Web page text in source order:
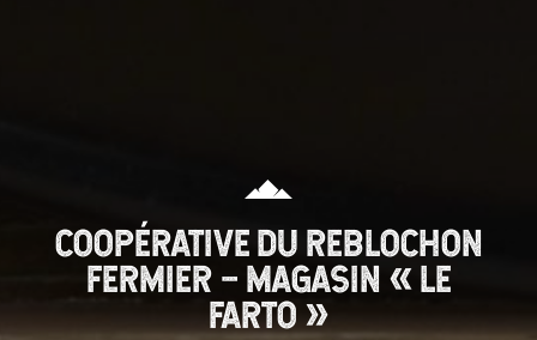
COOPÉRATIVE DU REBLOCHON
FERMIER – MAGASIN « LE
FARTO »